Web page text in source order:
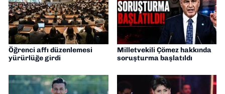
Öğrenci affı düzenlemesi
yürürlüğe girdi
Milletvekili Çömez hakkında
soruşturma başlatıldı